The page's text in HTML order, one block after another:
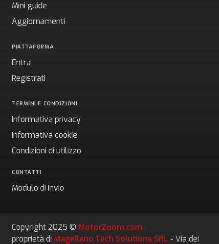
Mini guide
Aggiornamenti
PIATTAFORMA
Entra
Registrati
TERMINI E CONDIZIONI
Informativa privacy
Informativa cookie
Condizioni di utilizzo
CONTATTI
Modulo di invio
Copyright 2025 © MotorZoom.com
proprietà di Magellano Tech Solutions SRL - Via dei